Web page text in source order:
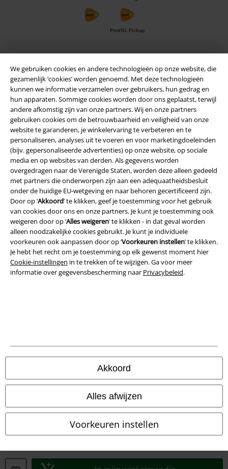
We gebruiken cookies en andere technologieën op onze website, die
gezamenlijk ‘cookies’ worden genoemd. Met deze technologieën
kunnen we informatie verzamelen over gebruikers, hun gedrag en
hun apparaten. Sommige cookies worden door ons geplaatst, terwijl
andere afkomstig zijn van onze partners. Wij en onze partners
gebruiken cookies om de betrouwbaarheid en veiligheid van onze
website te garanderen, je winkelervaring te verbeteren en te
personaliseren, analyses uit te voeren en voor marketingdoeleinden
(bijv. gepersonaliseerde advertenties) op onze website, op sociale
media en op websites van derden. Als gegevens worden
overgedragen naar de Verenigde Staten, worden deze alleen gedeeld
met partners die onderworpen zijn aan een adequaatheidsbesluit
onder de huidige EU-wetgeving en naar behoren gecertificeerd zijn.
Door op ‘Akkoord’ te klikken, geef je toestemming voor het gebruik
van cookies door ons en onze partners. Je kunt je toestemming ook
weigeren door op ‘Alles weigeren’ te klikken - in dat geval worden
alleen noodzakelijke cookies gebruikt. Je kunt je individuele
voorkeuren ook aanpassen door op ‘Voorkeuren instellen’ te klikken.
Je hebt het recht om je toestemming op elk gewenst moment hier
Cookie-instellingen in te trekken of te wijzigen. Ga voor meer
informatie over gegevensbescherming naar Privacybeleid.
Akkoord
Alles afwijzen
Voorkeuren instellen
PostNL Pickup
large app
Download gratis de nieuwe large app en profiteer van alle nieuwe
functies en voordelen!
A Warner Music Group Company
Beveiliging
Legal
Bedrijfsgegevens
Verklaring van conformiteit